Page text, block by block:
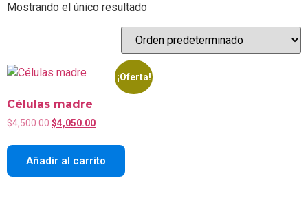
Mostrando el único resultado
¡Oferta!
Células madre
$4,500.00$4,050.00
Añadir al carrito